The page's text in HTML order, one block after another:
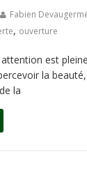
Fabien
, ouverture
est
la
la